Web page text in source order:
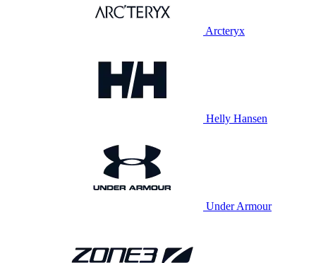
Arcteryx
Helly Hansen
Under Armour